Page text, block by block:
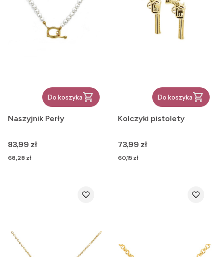
Do koszyka
Naszyjnik Perły
Cena
83,99 zł
Cena
68,28 zł
Do koszyka
Kolczyki pistolety
Cena
73,99 zł
Cena
60,15 zł